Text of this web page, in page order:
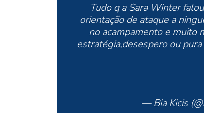
Tudo q a Sara Winter
orientação de ataque a
no acampamento e muito
estratégia,desespero ou
— Bia Kicis